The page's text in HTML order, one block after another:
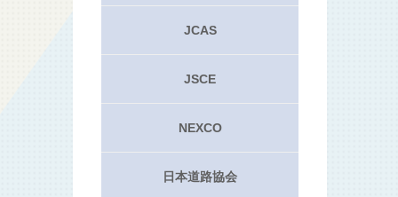
JCAS
JSCE
NEXCO
日本道路協会